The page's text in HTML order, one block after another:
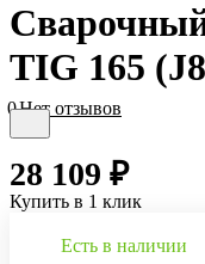
TIG 165
0Нет отзывов
28 109 ₽
Купить в 1 клик
Есть в наличии